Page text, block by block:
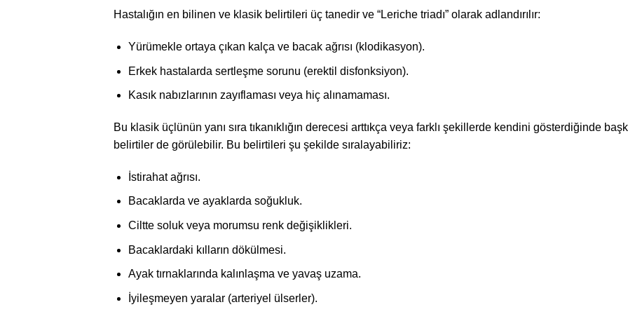
Hastalığın en bilinen ve klasik belirtileri üç tanedir ve “Leriche triadı” olarak adlandırılır:
Yürümekle ortaya çıkan kalça ve bacak ağrısı (klodikasyon).
Erkek hastalarda sertleşme sorunu (erektil disfonksiyon).
Kasık nabızlarının zayıflaması veya hiç alınamaması.
Bu klasik üçlünün yanı sıra tıkanıklığın derecesi arttıkça veya farklı şekillerde kendini gösterdiğinde
belirtiler de görülebilir. Bu belirtileri şu şekilde sıralayabiliriz:
İstirahat ağrısı.
Bacaklarda ve ayaklarda soğukluk.
Ciltte soluk veya morumsu renk değişiklikleri.
Bacaklardaki kılların dökülmesi.
Ayak tırnaklarında kalınlaşma ve yavaş uzama.
İyileşmeyen yaralar (arteriyel ülserler).